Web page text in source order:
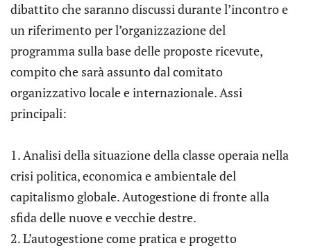
dibattito che saranno discussi durante l’incontro e
un riferimento per l’organizzazione del
programma sulla base delle proposte ricevute,
compito che sarà assunto dal comitato
organizzativo locale e internazionale. Assi
principali:
1. Analisi della situazione della classe operaia nella
crisi politica, economica e ambientale del
capitalismo globale. Autogestione di fronte alla
sfida delle nuove e vecchie destre.
2. L’autogestione come pratica e progetto